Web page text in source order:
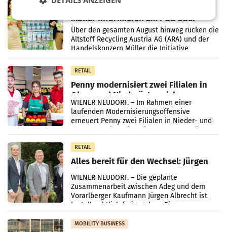
Müller informieren am POS über
Kreislauffähigkeit
Über den gesamten August hinweg rücken die
Altstoff Recycling Austria AG (ARA) und der
Handelskonzern Müller die Initiative
„Kreislauf-Helden“ in allen österreichischen
Müller-Filialen
RETAIL
Penny modernisiert zwei Filialen in
Ober- und Niederösterreich
WIENER NEUDORF. – Im Rahmen einer
laufenden Modernisierungsoffensive
erneuert Penny zwei Filialen in Nieder- und
RETAIL
Alles bereit für den Wechsel: Jürgen
Albrecht setzt ab 1.1.2027 auf Adeg
WIENER NEUDORF. – Die geplante
Zusammenarbeit zwischen Adeg und dem
Vorarlberger Kaufmann Jürgen Albrecht ist
kartellrechtlich freigegeben: Die
Bundeswettbewerbsbehörde und der
Bundeskartellanwalt
MOBILITY BUSINESS